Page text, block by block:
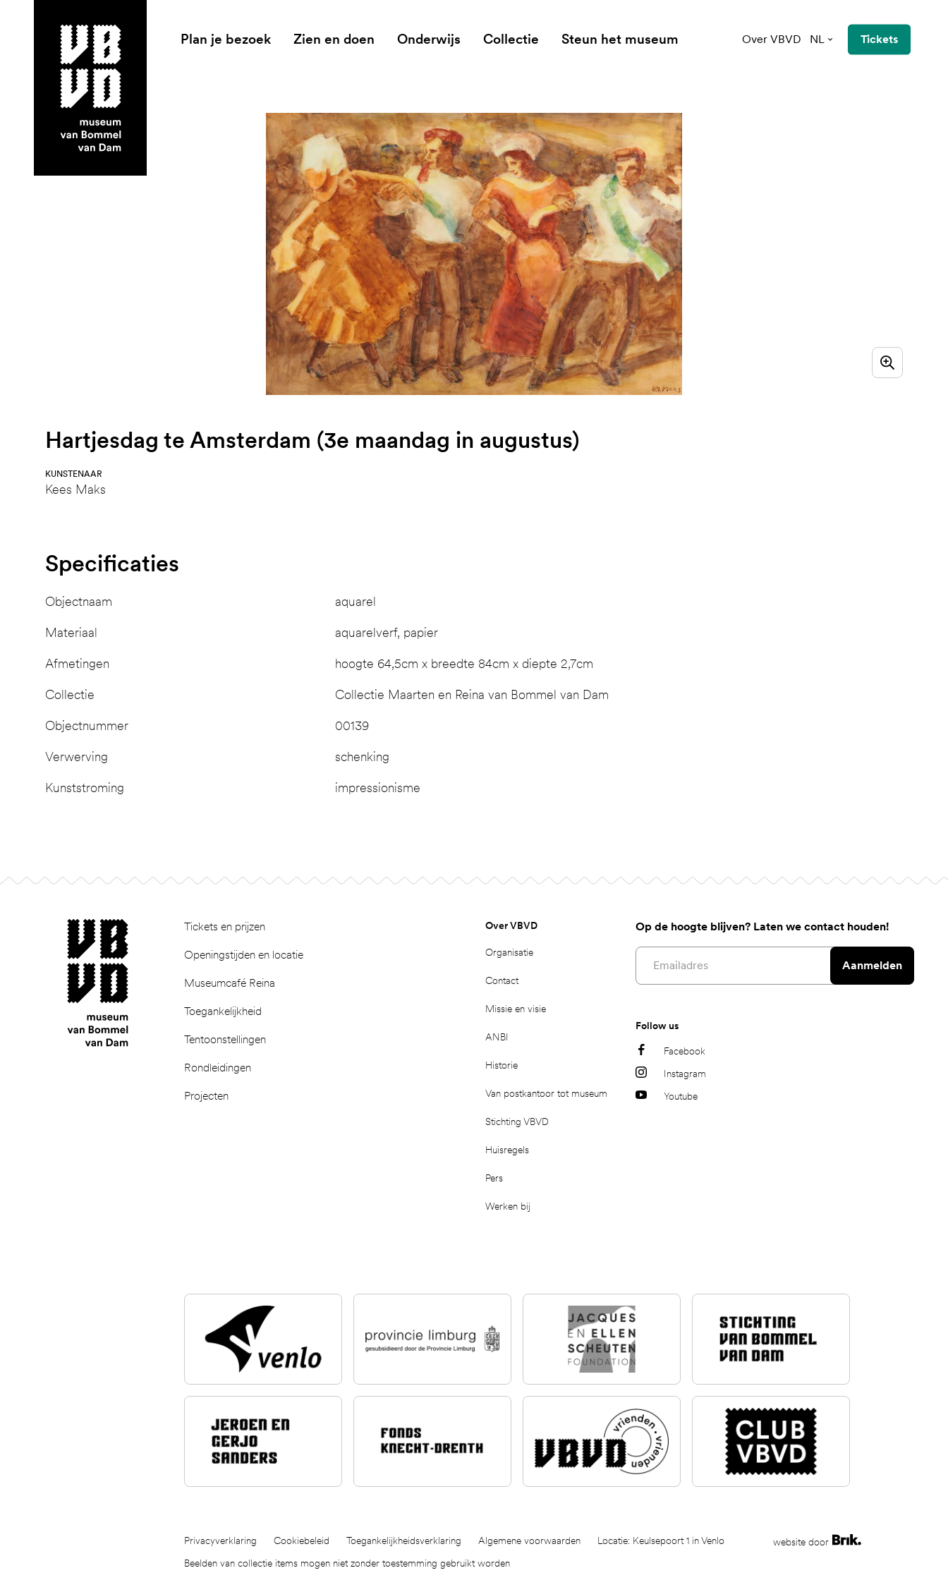
museum van Bommel van Dam
Plan je bezoek Zien en doen Onderwijs Collectie Steun het museum Over VBVD NL Tickets
Hartjesdag te Amsterdam (3e maandag in augustus)
KUNSTENAAR
Kees Maks
Specificaties
Objectnaam aquarel
Materiaal aquarelverf, papier
Afmetingen hoogte 64,5cm x breedte 84cm x diepte 2,7cm
Collectie Collectie Maarten en Reina van Bommel van Dam
Objectnummer 00139
Verwerving schenking
Kunststroming impressionisme
Tickets en prijzen
Openingstijden en locatie
Museumcafé Reina
Toegankelijkheid
Tentoonstellingen
Rondleidingen
Projecten
museum van Bommel van Dam Over VBVD
Organisatie
Contact
Missie en visie
ANBI
Historie
Van postkantoor tot museum
Stichting VBVD
Huisregels
Pers
Werken bij
Op de hoogte blijven? Laten we contact houden!
Email address
Aanmelden
Follow us
Facebook
Instagram
Youtube
Privacyverklaring Cookiebeleid Toegankelijkheidsverklaring Algemene voorwaarden
Locatie: Keulsepoort 1 in Venlo
Beelden van collectie items mogen niet zonder toestemming gebruikt worden
website door